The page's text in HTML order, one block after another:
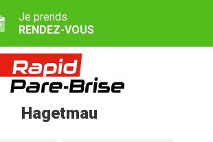
Je prends
RENDEZ-VOUS
Hagetmau